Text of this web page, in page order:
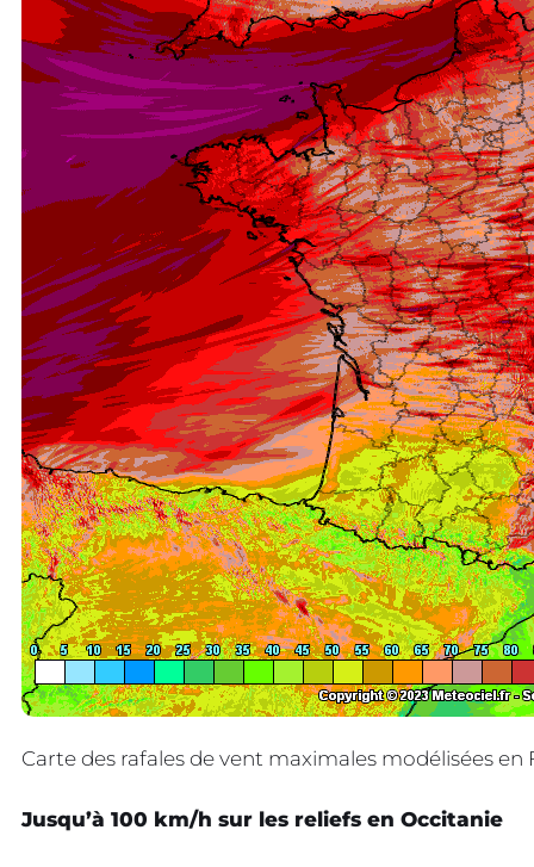
Carte des rafales de vent maximales modélisées en
Jusqu’à 100 km/h sur les reliefs en Occitanie